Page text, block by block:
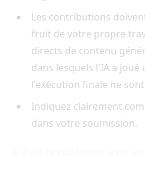
Les contributions
fruit de votre propre
directs de contenu
dans lesquels l'IA a
l'exécution finale ne
Indiquez clairement
dans votre soumission.